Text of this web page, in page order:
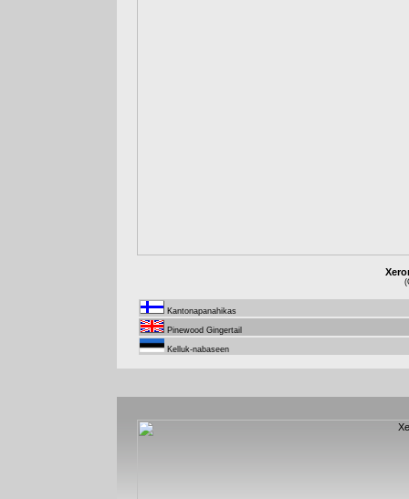
Kantonapanahikas
Pinewood Gingertail
Kelluk-nabaseen